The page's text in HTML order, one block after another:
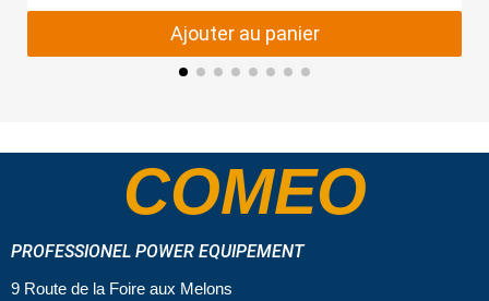
Ajouter au panier
COMEO
PROFESSIONEL POWER EQUIPEMENT
9 Route de la Foire aux Melons